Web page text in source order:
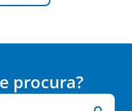
procura?